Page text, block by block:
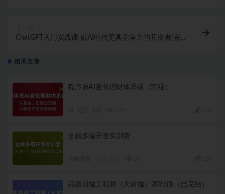
ChatGPT入门实战课 做AI时代更具竞争力的开发者(完
相关文章
程序员AI量化理财体系课（完结）
全栈多端开发实训营
高级前端工程师（大前端）2025版（已完结）